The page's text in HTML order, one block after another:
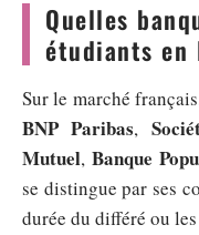
Quelles
étudiants en
Sur le marché
BNP Paribas,
Mutuel, Banque
se distingue par ses
durée du différé ou